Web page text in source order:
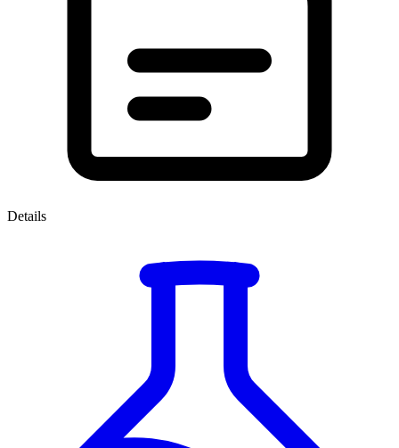
Details